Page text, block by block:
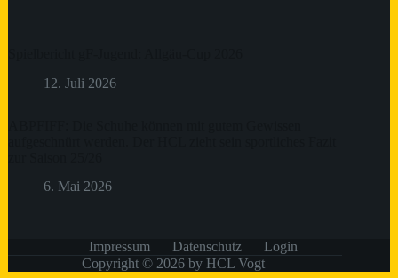
12. Juli 2026
6. Mai 2026
Impressum Datenschutz
Login
Copyright © 2026 by HCL Vogt